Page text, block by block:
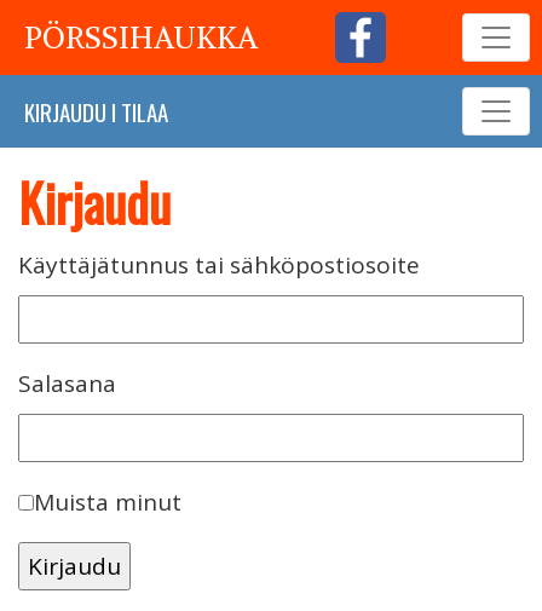
PÖRSSIHAUKKA
KIRJAUDU I TILAA
Kirjaudu
Käyttäjätunnus tai sähköpostiosoite
Salasana
Muista minut